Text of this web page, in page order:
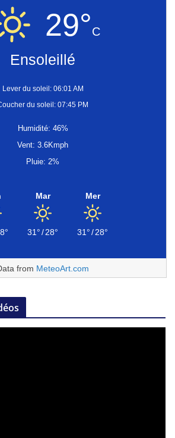
29°C
Ensoleillé
Lever du soleil: 06:01 AM
du soleil: 07:45 PM
Humidité: 46%
Vent: 3.6Kmph
Pluie: 2%
Mar
31°/28°
Mer
31°/28°
from MeteoArt.com